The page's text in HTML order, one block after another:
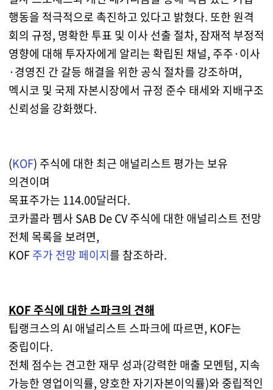
행동을 적극적으로 촉진하고 있다고 밝혔다. 또한 원격
회의 규정, 명확한 투표 및 이사 선출 절차, 잠재적 부정적
영향에 대해 투자자에게 알리는 확립된 채널, 주주·이사
·경영진 간 갈등 해결을 위한 공식 절차를 강조하며,
멕시코 및 국제 자본시장에서 규정 준수 태세와 지배구조
신뢰성을 강화했다.
(KOF) 주식에 대한 최근 애널리스트 평가는 보유
의견이며
목표주가는 114.00달러다.
코카콜라 펨사 SAB De CV 주식에 대한 애널리스트 전망
전체 목록을 보려면,
KOF주가 전망 페이지를 참조하라.
KOF 주식에 대한 스파크의 견해
팁랭크스의 AI 애널리스트 스파크에 따르면, KOF는
중립이다.
전체 점수는 견고한 재무 성과(강력한 매출 모멘텀, 지속
가능한 영업이익률, 양호한 자기자본이익률)와 중립적인